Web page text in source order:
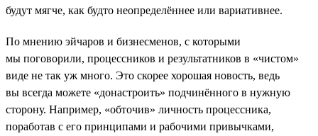
будут мягче, как будто неопределённее или вариативнее.
По мнению эйчаров и бизнесменов, с которыми
мы поговорили, процессников и результатников в «чистом»
виде не так уж много. Это скорее хорошая новость, ведь
вы всегда можете «донастроить» подчинённого в нужную
сторону. Например, «обточив» личность процессника,
поработав с его принципами и рабочими привычками,